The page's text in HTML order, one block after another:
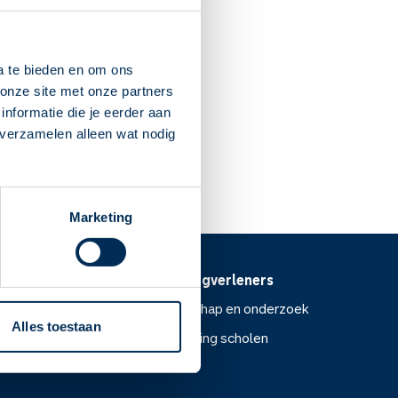
te bieden en om ons
site met onze partners
die je eerder aan
alleen wat nodig
Marketing
Alles toestaan
Dit is mijn apotheek
Voor zorgverleners
Wetenschap en onderzoek
Voorlichting scholen